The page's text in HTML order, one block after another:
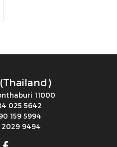
11000
025 5642
159 5994
2029 9494